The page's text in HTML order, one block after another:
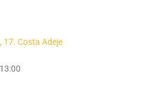
17. Costa Adeje